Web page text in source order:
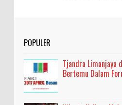
POPULER
Tjandra Limanjaya
Bertemu Dalam